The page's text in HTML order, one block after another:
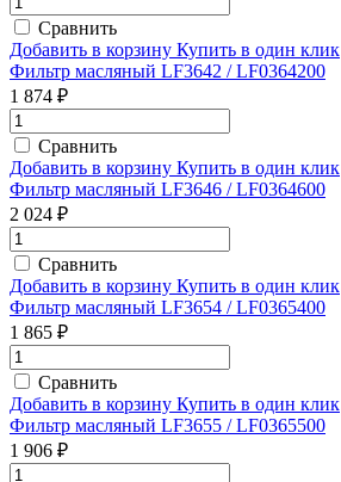
Сравнить
Добавить в корзину Купить в один клик
Фильтр масляный LF3642 / LF0364200
1 874 ₽
Сравнить
Добавить в корзину Купить в один клик
Фильтр масляный LF3646 / LF0364600
2 024 ₽
Сравнить
Добавить в корзину Купить в один клик
Фильтр масляный LF3654 / LF0365400
1 865 ₽
Сравнить
Добавить в корзину Купить в один клик
Фильтр масляный LF3655 / LF0365500
1 906 ₽